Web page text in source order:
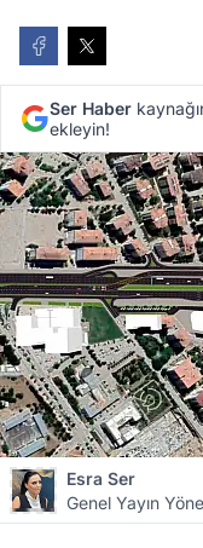
Ser Haber
ekleyin!
Esra Ser
Genel Yayın